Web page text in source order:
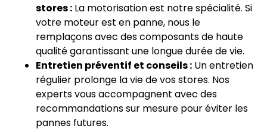
stores : La motorisation est notre spécialité. Si
votre moteur est en panne, nous le
remplaçons avec des composants de haute
qualité garantissant une longue durée de vie.
Entretien préventif et conseils : Un entretien
régulier prolonge la vie de vos stores. Nos
experts vous accompagnent avec des
recommandations sur mesure pour éviter les
pannes futures.